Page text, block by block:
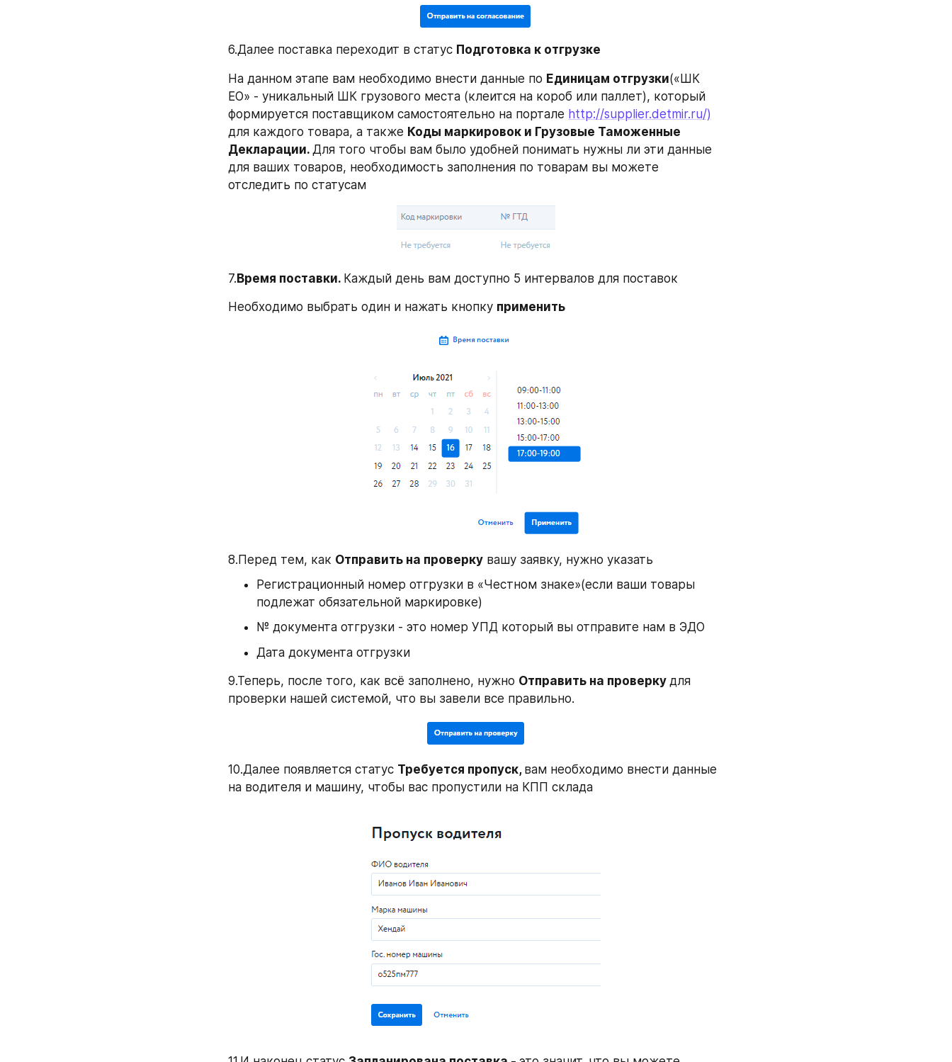
6.Далее поставка переходит в статус Подготовка к отгрузке
На данном этапе вам необходимо внести данные по Единицам отгрузки(«ШК
ЕО» - уникальный ШК грузового места (клеится на короб или паллет), который
формируется поставщиком самостоятельно на портале http://supplier.detmir.ru/)
для каждого товара, а также Коды маркировок и Грузовые Таможенные
Декларации. Для того чтобы вам было удобней понимать нужны ли эти данные
для ваших товаров, необходимость заполнения по товарам вы можете
отследить по статусам
7.Время поставки. Каждый день вам доступно 5 интервалов для поставок
Необходимо выбрать один и нажать кнопку применить
8.Перед тем, как Отправить на проверку вашу заявку, нужно указать
Регистрационный номер отгрузки в «Честном знаке»(если ваши товары
подлежат обязательной маркировке)
№ документа отгрузки - это номер УПД который вы отправите нам в ЭДО
Дата документа отгрузки
9.Теперь, после того, как всё заполнено, нужно Отправить на проверку для
проверки нашей системой, что вы завели все правильно.
10.Далее появляется статус Требуется пропуск, вам необходимо внести данные
на водителя и машину, чтобы вас пропустили на КПП склада